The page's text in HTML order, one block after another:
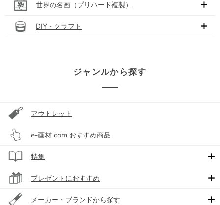
世界の名画（プリハード複製）
DIY・クラフト
ジャンルから探す
アウトレット
e-画材.com おすすめ商品
特集
プレゼントにおすすめ
メーカー・ブランドから探す